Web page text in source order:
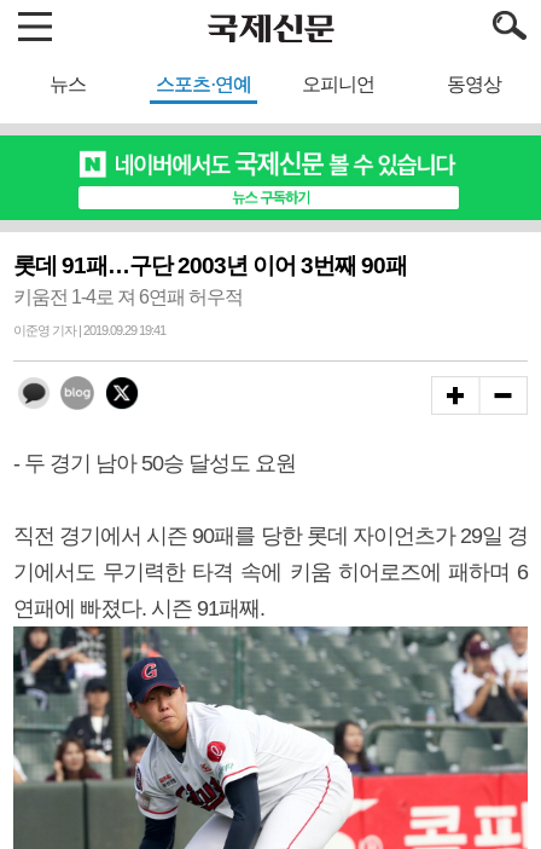
뉴스 스포츠·연예 오피니언 동영상
롯데 91패…구단 2003년 이어 3번째 90패
키움전 1-4로 져 6연패 허우적
이준영 기자 | 2019.09.29 19:41
- 두 경기 남아 50승 달성도 요원
직전 경기에서 시즌 90패를 당한 롯데 자이언츠가 29일 경
기에서도 무기력한 타격 속에 키움 히어로즈에 패하며 6
연패에 빠졌다. 시즌 91패째.